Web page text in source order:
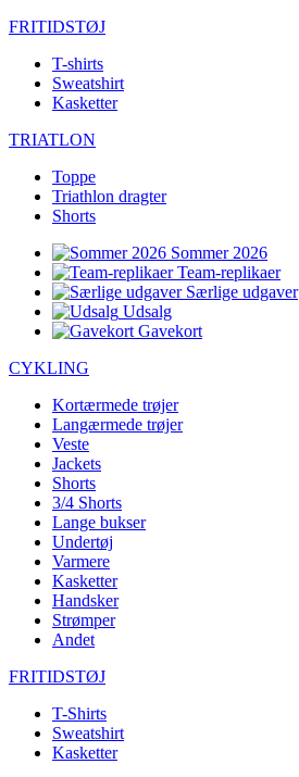
FRITIDSTØJ
T-shirts
Sweatshirt
Kasketter
TRIATLON
Toppe
Triathlon dragter
Shorts
Sommer 2026
Team-replikaer
Særlige udgaver
Udsalg
Gavekort
CYKLING
Kortærmede trøjer
Langærmede trøjer
Veste
Jackets
Shorts
3/4 Shorts
Lange bukser
Undertøj
Varmere
Kasketter
Handsker
Strømper
Andet
FRITIDSTØJ
T-Shirts
Sweatshirt
Kasketter